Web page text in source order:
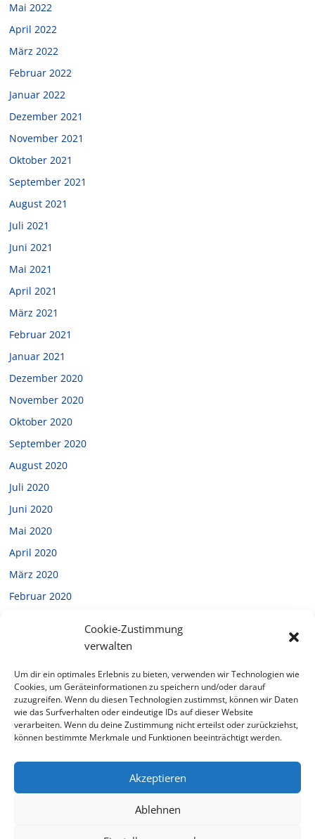
Cookie-Zustimmung
verwalten
Um dir ein optimales Erlebnis zu bieten, verwenden wir Technologien wie
Cookies, um Geräteinformationen zu speichern und/oder darauf
zuzugreifen. Wenn du diesen Technologien zustimmst, können wir Daten
wie das Surfverhalten oder eindeutige IDs auf dieser Website
verarbeiten. Wenn du deine Zustimmung nicht erteilst oder zurückziehst,
können bestimmte Merkmale und Funktionen beeinträchtigt werden.
Akzeptieren
Ablehnen
Mai 2022
April 2022
März 2022
Februar 2022
Januar 2022
Dezember 2021
November 2021
Oktober 2021
September 2021
August 2021
Juli 2021
Juni 2021
Mai 2021
April 2021
März 2021
Februar 2021
Januar 2021
Dezember 2020
November 2020
Oktober 2020
September 2020
August 2020
Juli 2020
Juni 2020
Mai 2020
April 2020
März 2020
Februar 2020
Oktober 2019
September 2019
Juli 2019